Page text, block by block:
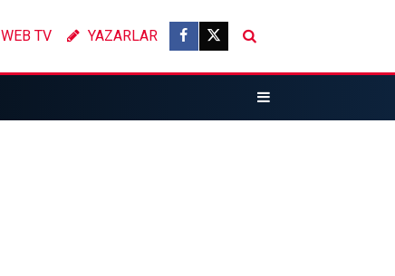
WEB TV YAZARLAR